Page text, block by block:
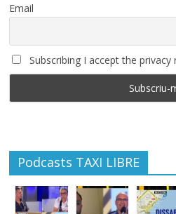
Email
Subscribing I accept the
Podcasts TAXI LIBRE